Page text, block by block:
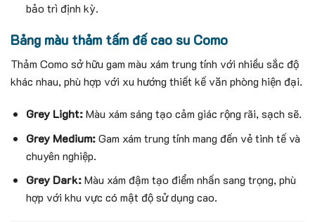
bảo trì định kỳ.
Bảng màu thảm tấm đế cao su Como
Thảm Como sở hữu gam màu xám trung tính với nhiều sắc độ
khác nhau, phù hợp với xu hướng thiết kế văn phòng hiện đại.
Grey Light:Màu xám sáng tạo cảm giác rộng rãi, sạch sẽ.
Grey Medium:Gam xám trung tính mang đến vẻ tinh tế và
chuyên nghiệp.
Grey Dark:Màu xám đậm tạo điểm nhấn sang trọng, phù
hợp với khu vực có mật độ sử dụng cao.